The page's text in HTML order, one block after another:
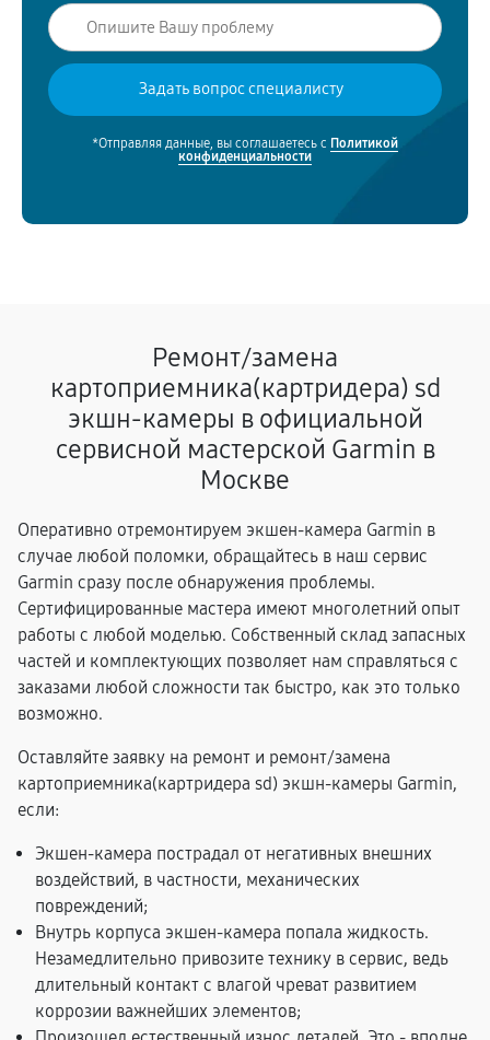
*Отправляя данные, вы соглашаетесь с Политикой
конфиденциальности
Ремонт/замена
картоприемника(картридера) sd
экшн-камеры в официальной
сервисной мастерской Garmin в
Москве
Оперативно отремонтируем экшен-камера Garmin в
случае любой поломки, обращайтесь в наш сервис
Garmin сразу после обнаружения проблемы.
Сертифицированные мастера имеют многолетний опыт
работы с любой моделью. Собственный склад запасных
частей и комплектующих позволяет нам справляться с
заказами любой сложности так быстро, как это только
возможно.
Оставляйте заявку на ремонт и ремонт/замена
картоприемника(картридера sd) экшн-камеры Garmin,
если:
Экшен-камера пострадал от негативных внешних
воздействий, в частности, механических
повреждений;
Внутрь корпуса экшен-камера попала жидкость.
Незамедлительно привозите технику в сервис, ведь
длительный контакт с влагой чреват развитием
коррозии важнейших элементов;